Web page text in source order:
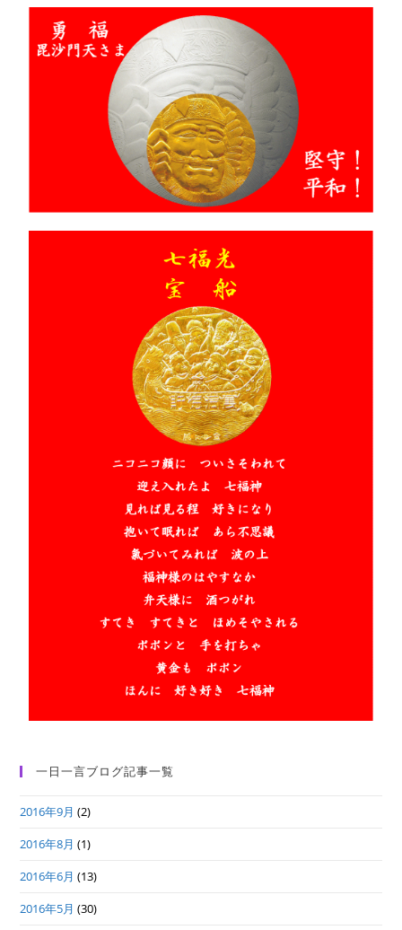
一日一言ブログ記事一覧
2016年9月 (2)
2016年8月 (1)
2016年6月 (13)
2016年5月 (30)